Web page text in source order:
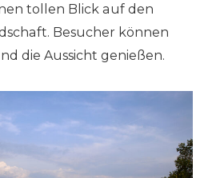
tollen Blick auf den
Besucher können
die Aussicht genießen.